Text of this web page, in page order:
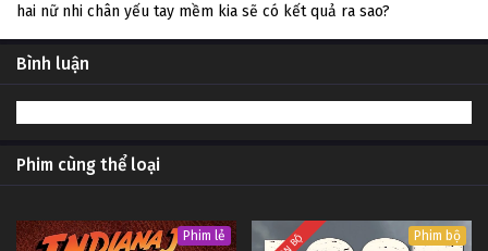
hai nữ nhi chân yếu tay mềm kia sẽ có kết quả ra sao?
Bình luận
Phim cùng thể loại
Phim lẻ Phim bộ